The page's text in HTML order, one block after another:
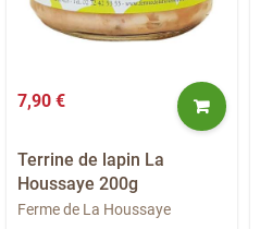
7,90 €
Terrine de lapin La
Houssaye 200g
Ferme de La Houssaye